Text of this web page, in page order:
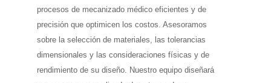
procesos de mecanizado médico eficientes y de
precisión que optimicen los costos. Asesoramos
sobre la selección de materiales, las tolerancias
dimensionales y las consideraciones físicas y de
rendimiento de su diseño. Nuestro equipo diseñará